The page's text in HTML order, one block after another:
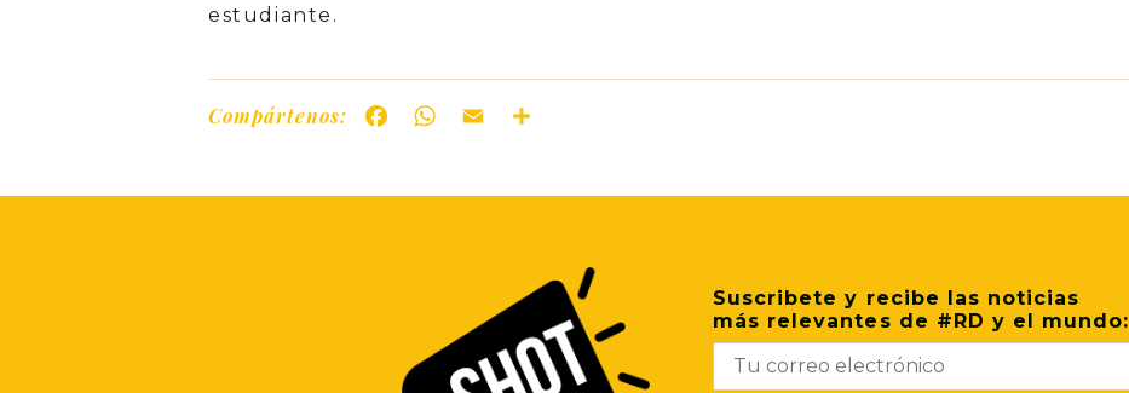
estudiante.
Compártenos: FacebookWhatsApp
Email
Suscribete y recibe las noticias
más relevantes de #RD y el mundo: